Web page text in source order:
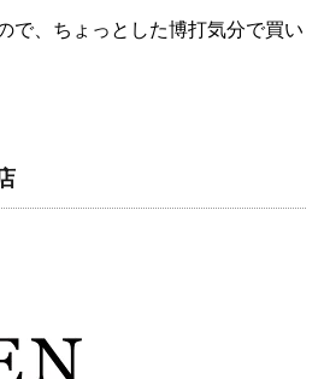
で、ちょっとした博打気分で買い